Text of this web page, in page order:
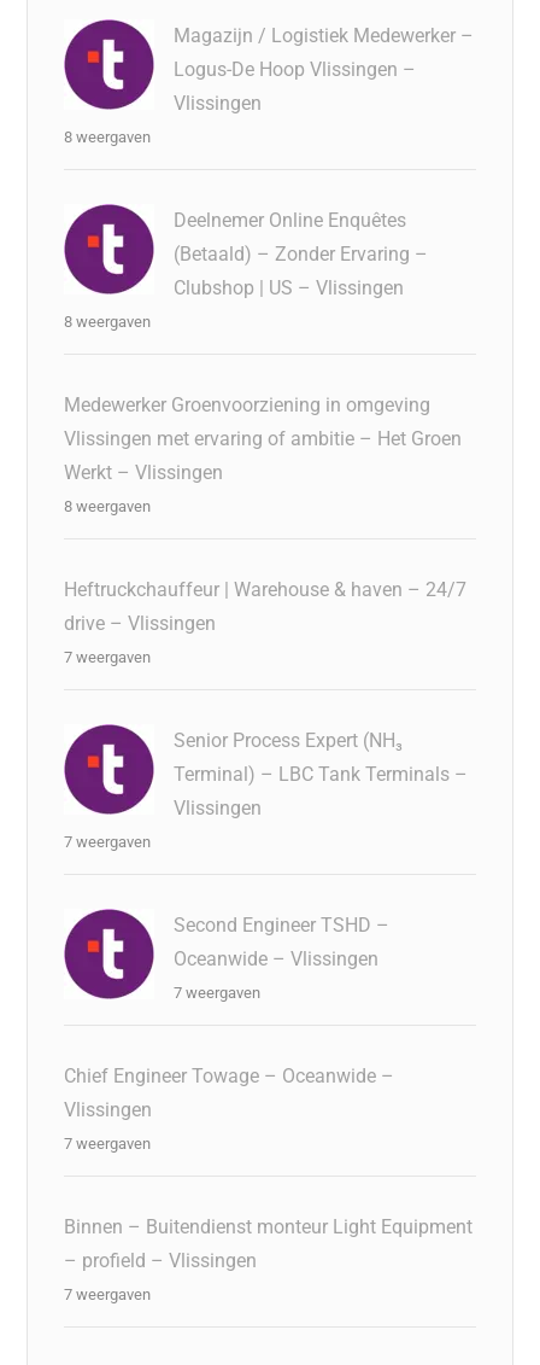
Magazijn / Logistiek Medewerker –
Logus-De Hoop Vlissingen –
Vlissingen
8 weergaven
Deelnemer Online Enquêtes
(Betaald) – Zonder Ervaring –
Clubshop | US – Vlissingen
8 weergaven
Medewerker Groenvoorziening in omgeving
Vlissingen met ervaring of ambitie – Het Groen
Werkt – Vlissingen
8 weergaven
Heftruckchauffeur | Warehouse & haven – 24/7
drive – Vlissingen
7 weergaven
Senior Process Expert (NH₃
Terminal) – LBC Tank Terminals –
Vlissingen
7 weergaven
Second Engineer TSHD –
Oceanwide – Vlissingen
7 weergaven
Chief Engineer Towage – Oceanwide –
Vlissingen
7 weergaven
Binnen – Buitendienst monteur Light Equipment
– profield – Vlissingen
7 weergaven